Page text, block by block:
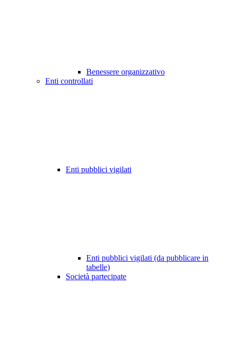
Benessere organizzativo
Enti controllati
Enti pubblici vigilati
Enti pubblici vigilati (da pubblicare in
tabelle)
Società partecipate